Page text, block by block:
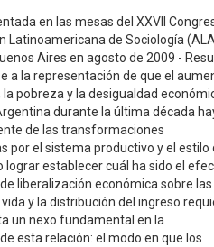
en las mesas del XXVII
Latinoamericana de Sociología
Aires en agosto de 2009 -
a la representación de que el
pobreza y la desigualdad
durante la última década
de las transformaciones
por el sistema productivo y el estilo
lograr establecer cuál ha sido el
liberalización económica sobre las
y la distribución del ingreso
un nexo fundamental en la
esta relación: el modo en que los